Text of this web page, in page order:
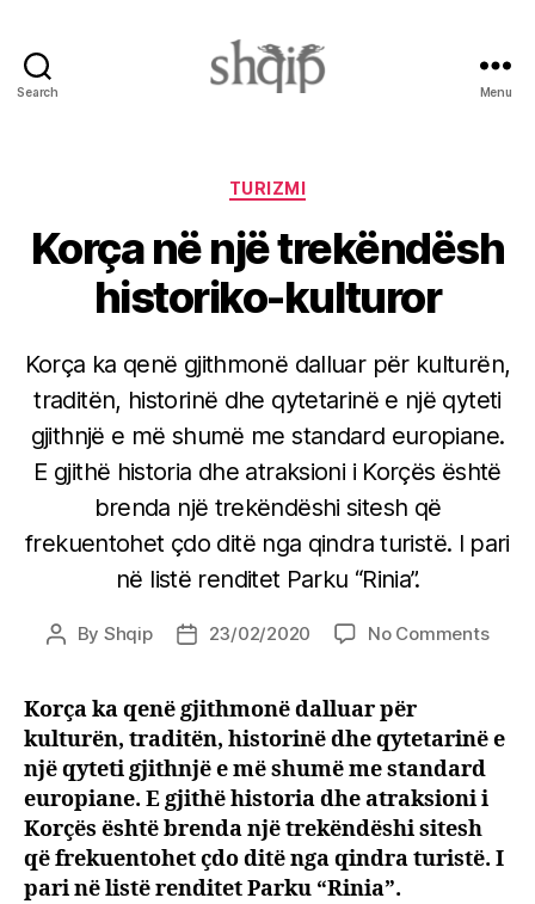
Search Menu
Categories
TURIZMI
Korça në një trekëndësh
historiko-kulturor
Korça ka qenë gjithmonë dalluar për kulturën,
traditën, historinë dhe qytetarinë e një qyteti
gjithnjë e më shumë me standard europiane.
E gjithë historia dhe atraksioni i Korçës është
brenda një trekëndëshi sitesh që
frekuentohet çdo ditë nga qindra turistë. I pari
në listë renditet Parku “Rinia”.
Post
By Shqip
Post23/02/2020 No Commentson
Korça ka qenë gjithmonë dalluar për
kulturën, traditën, historinë dhe qytetarinë e
një qyteti gjithnjë e më shumë me standard
europiane. E gjithë historia dhe atraksioni i
Korçës është brenda një trekëndëshi sitesh
që frekuentohet çdo ditë nga qindra turistë. I
pari në listë renditet Parku “Rinia”.